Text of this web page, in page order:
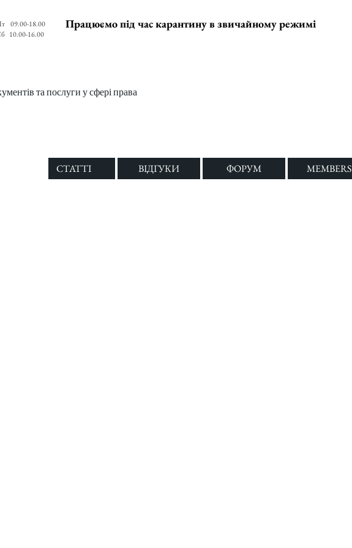
09.00-18.00
10.00-16.00
Працюємо під час карантину в звичайному режимі
та послуги у сфері права
СТАТТІ ВІДГУКИ ФОРУМ MEMBERS